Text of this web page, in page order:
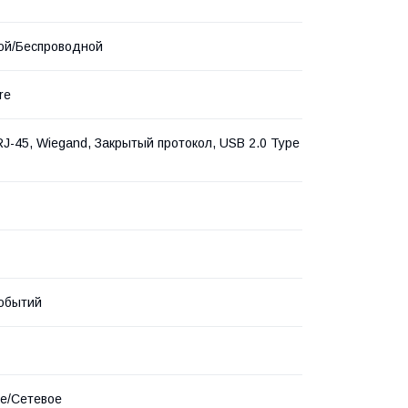
Беспроводной
45, Wiegand, Закрытый протокол, USB 2.0 Type
Сетевое